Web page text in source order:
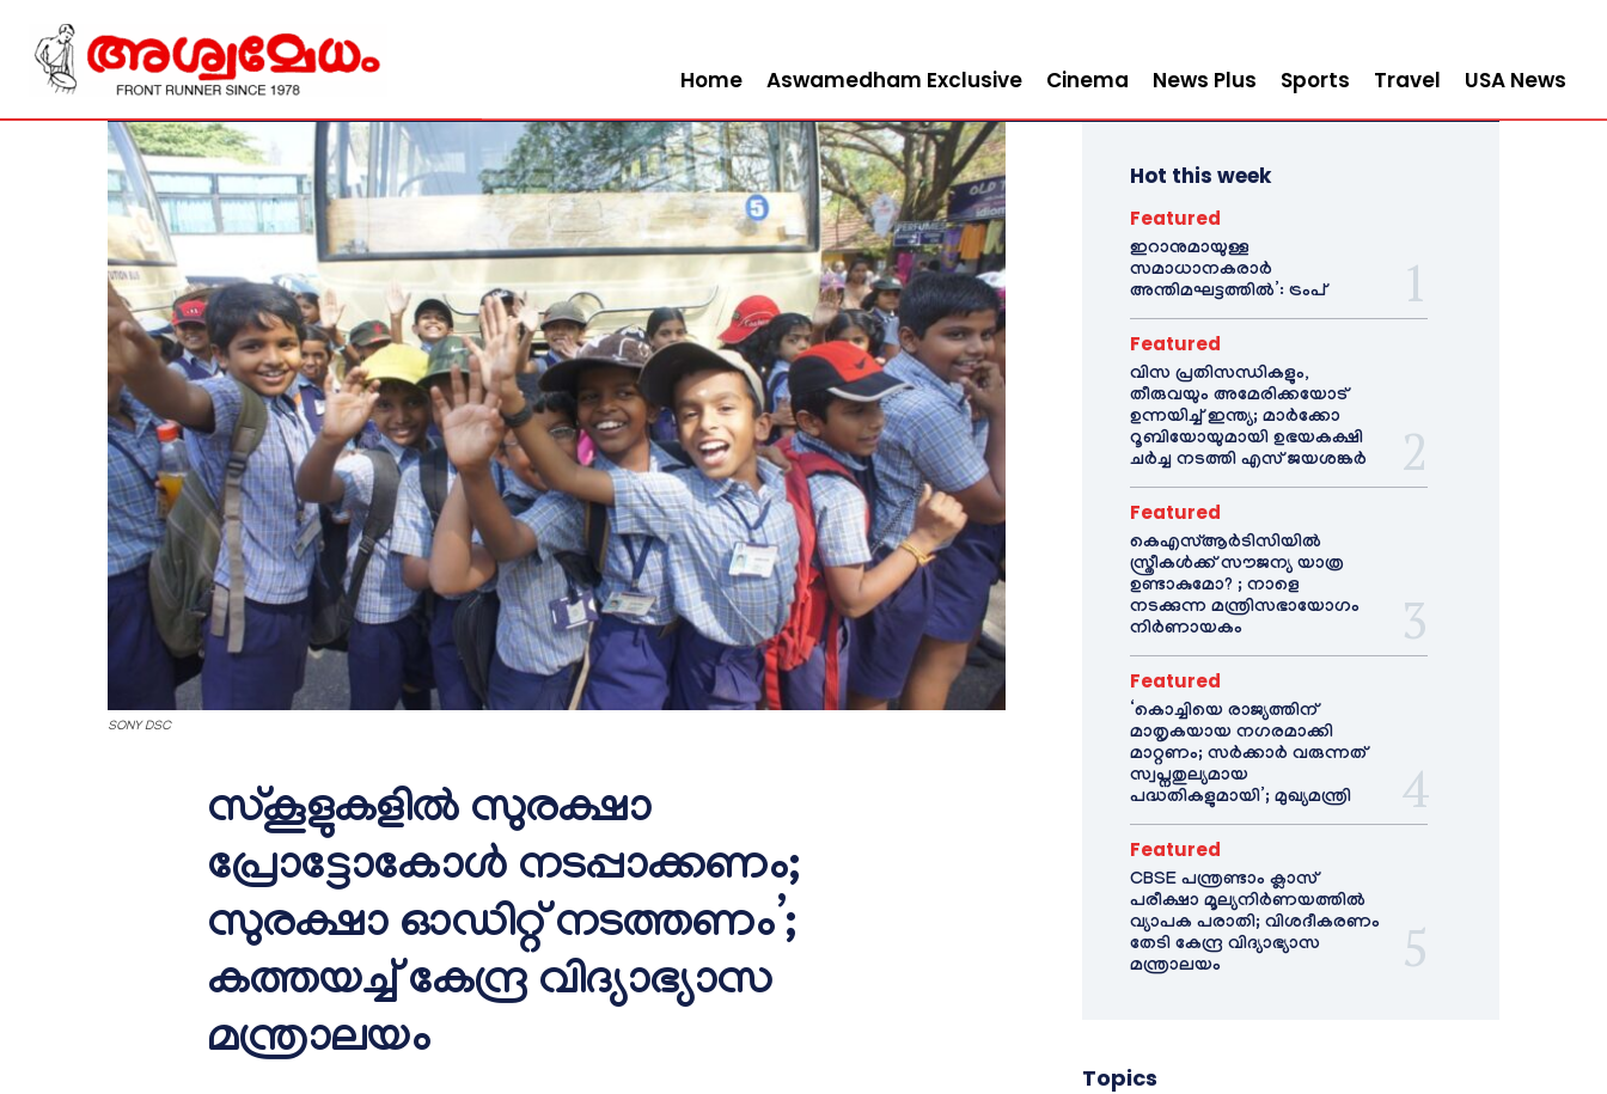
Home Aswamedham Exclusive Cinema News Plus Sports Travel USA News
SONY DSC
സ്കൂളുകളിൽ സുരക്ഷാ
പ്രോട്ടോകോൾ നടപ്പാക്കണം;
സുരക്ഷാ ഓഡിറ്റ് നടത്തണം’;
കത്തയച്ച് കേന്ദ്ര വിദ്യാഭ്യാസ
മന്ത്രാലയം
Hot this week
Featured
ഇറാനുമായുള്ള
സമാധാനകരാർ
അന്തിമഘട്ടത്തിൽ‌’: ട്രംപ്
Featured
വിസ പ്രതിസന്ധികളും,
തീരുവയും അമേരിക്കയോട്
ഉന്നയിച്ച് ഇന്ത്യ; മാർക്കോ
റൂബിയോയുമായി ഉഭയകക്ഷി
ചർച്ച നടത്തി എസ് ജയശങ്കർ
Featured
കെഎസ്ആർടിസിയിൽ
സ്ത്രീകൾക്ക് സൗജന്യ യാത്ര
ഉണ്ടാകുമോ? ; നാളെ
നടക്കുന്ന മന്ത്രിസഭായോഗം
നിർണായകം
Featured
‘കൊച്ചിയെ രാജ്യത്തിന്
മാതൃകയായ നഗരമാക്കി
മാറ്റണം; സർക്കാർ വരുന്നത്
സ്വപ്നതുല്യമായ
പദ്ധതികളുമായി’; മുഖ്യമന്ത്രി
Featured
CBSE പന്ത്രണ്ടാം ക്ലാസ്
പരീക്ഷാ മൂല്യനിർണയത്തിൽ
വ്യാപക പരാതി; വിശദീകരണം
തേടി കേന്ദ്ര വിദ്യാഭ്യാസ
മന്ത്രാലയം
Topics